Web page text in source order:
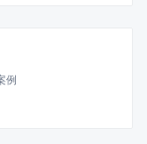
例